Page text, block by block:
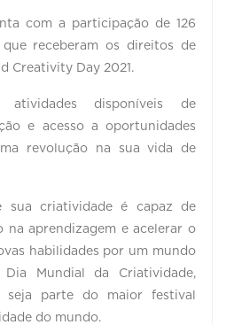
com a participação de 126
que receberam os direitos de
Creativity Day 2021.
disponíveis de
e acesso a oportunidades
revolução na sua vida de
sua criatividade é capaz de
na aprendizagem e acelerar o
habilidades por um mundo
Mundial da Criatividade,
parte do maior festival
do mundo.